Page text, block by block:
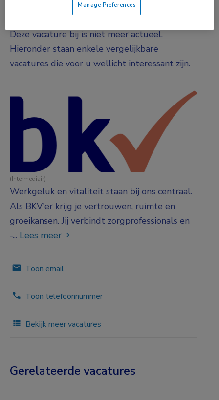
Vacature niet beschikbaar
Deze vacature bij is niet meer actueel.
Hieronder staan enkele vergelijkbare
vacatures die voor u wellicht interessant zijn.
(Intermediair)
Werkgeluk en vitaliteit staan bij ons centraal.
Als BKV'er krijg je vertrouwen, ruimte en
groeikansen. Jij verbindt zorgprofessionals en
-... Lees meer
Toon email
Toon telefoonnummer
Bekijk meer vacatures
Gerelateerde vacatures
Manage Preferences